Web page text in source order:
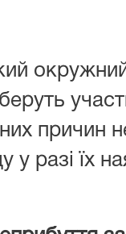
причин
у разі їх